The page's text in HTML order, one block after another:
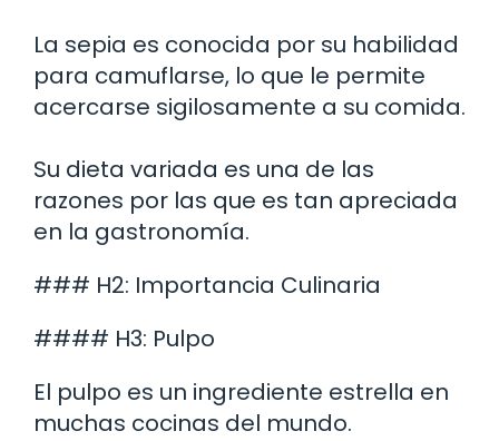
La sepia es conocida por su habilidad
para camuflarse, lo que le permite
acercarse sigilosamente a su comida.
Su dieta variada es una de las
razones por las que es tan apreciada
en la gastronomía.
### H2: Importancia Culinaria
#### H3: Pulpo
El pulpo es un ingrediente estrella en
muchas cocinas del mundo.